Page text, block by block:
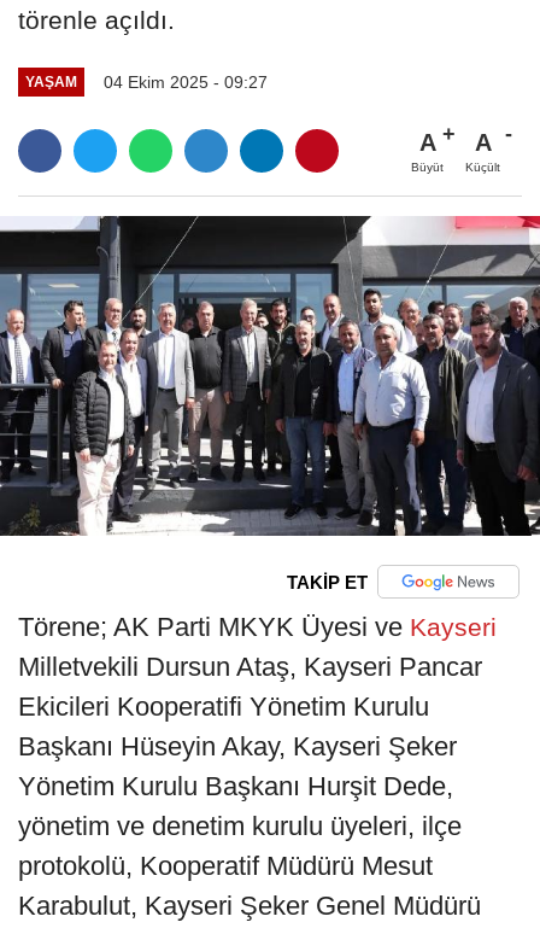
törenle açıldı.
YAŞAM 04 Ekim 2025 - 09:27
A
Büyüt
A
Küçült
TAKİP ET
Törene; AK Parti MKYK Üyesi ve Kayseri
Milletvekili Dursun Ataş, Kayseri Pancar
Ekicileri Kooperatifi Yönetim Kurulu
Başkanı Hüseyin Akay, Kayseri Şeker
Yönetim Kurulu Başkanı Hurşit Dede,
yönetim ve denetim kurulu üyeleri, ilçe
protokolü, Kooperatif Müdürü Mesut
Karabulut, Kayseri Şeker Genel Müdürü